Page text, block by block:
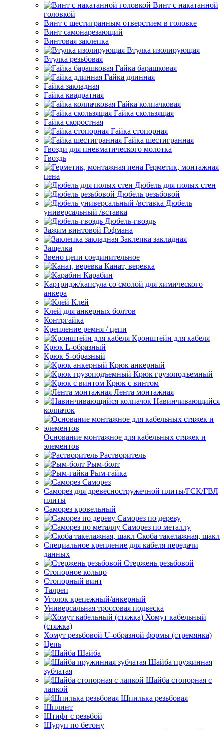
Винт с накатанной
головкой
Винт с шестигранным отверстием в головке
Винт самонарезающий
Винтовая заклепка
Втулка изолирующая
Втулка резьбовая
Гайка барашковая
Гайка длинная
Гайка закладная
Гайка квадратная
Гайка колпачковая
Гайка скользящая
Гайка скоростная
Гайка стопорная
Гайка шестигранная
Гвозди для пневматического молотка
Гвоздь
Герметик, монтажная
пена
Дюбель для полых стен
Дюбель резьбовой
Дюбель
универсальный /вставка
Дюбель-гвоздь
Зажим винтовой Гофмана
Заклепка закладная
Защелка
Звено цепи соединительное
Канат, веревка
Карабин
Картридж/капсула со смолой для химического
анкера
Клей
Клей для анкерных болтов
Контргайка
Крепление ремня / цепи
Кронштейн для кабеля
Крюк L-образный
Крюк S-образный
Крюк анкерный
Крюк грузоподъемный
Крюк с винтом
Лента монтажная
Навинчивающийся
колпачок
Основание монтажное для кабельных стяжек и
элементов
Растворитель
Рым-болт
Рым-гайка
Саморез
Саморез для древесностружечной плиты/ГСК/ГВЛ
плиты
Саморез кровельный
Саморез по дереву
Саморез по металлу
Скоба такелажная, шакл
Специальное крепление для кабеля передачи
данных
Стержень резьбовой
Стопорное кольцо
Стопорный винт
Талреп
Уголок крепежный/анкерный
Универсальная троссовая подвеска
Хомут кабельный
(стяжка)
Хомут резьбовой U-образной формы (стремянка)
Цепь
Шайба
Шайба пружинная
зубчатая
Шайба стопорная с
лапкой
Шпилька резьбовая
Шплинт
Штифт с резьбой
Шуруп по бетону